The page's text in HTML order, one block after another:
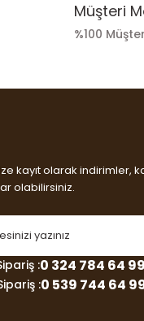
Müşteri
%100
kayıt olarak indirimler,
olabilirsiniz.
:0 324 784 64 99
:0 539 744 64